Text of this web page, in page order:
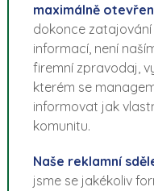
maximálně
dokonce
informací, není
firemní zpravodaj,
kterém se
informovat jak
komunitu.
Naše reklamní
jsme se jakékoliv